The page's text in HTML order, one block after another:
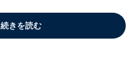
続きを読む